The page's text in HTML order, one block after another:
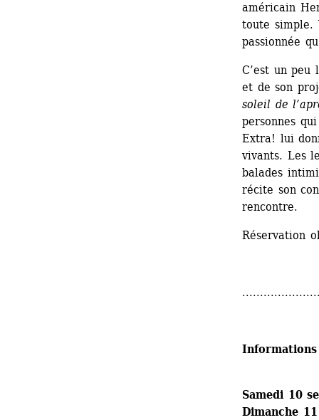
américain
toute simple.
passionnée
C’est un
et de son
soleil de
personnes
Extra! lui
vivants. Les
balades
récite son
rencontre.
Réservation
Samedi 10
Dimanche